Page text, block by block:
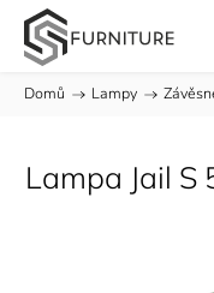
Domů / Lampy /
Lampa Jail S